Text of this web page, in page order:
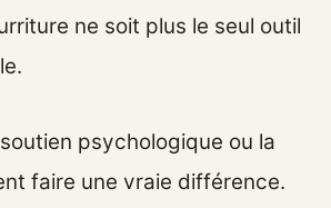
ne soit plus le seul outil
psychologique ou la
faire une vraie différence.